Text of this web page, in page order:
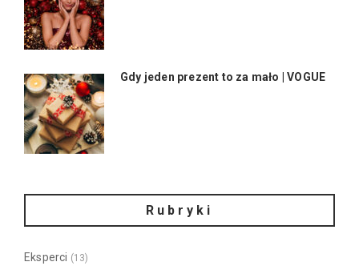
Gdy jeden prezent to za mało | VOGUE
Rubryki
Eksperci (13)